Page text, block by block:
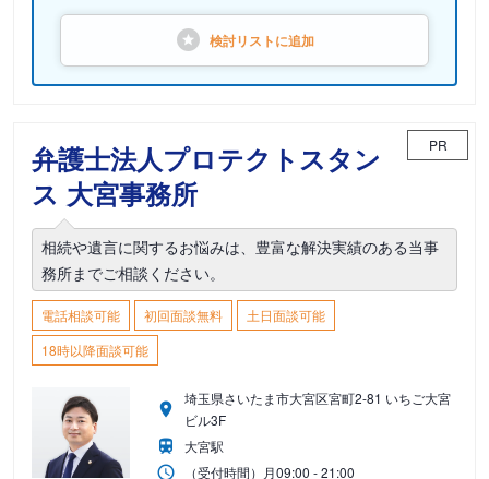
検討リストに追加
弁護士法人プロテクトスタン
ス 大宮事務所
PR
相続や遺言に関するお悩みは、豊富な解決実績のある当事
務所までご相談ください。
電話相談可能 初回面談無料
土日面談可能
18時以降面談可能
埼玉県さいたま市大宮区宮町2-81 いちご大宮
ビル3F
大宮駅
（受付時間） 月09:00 - 21:00